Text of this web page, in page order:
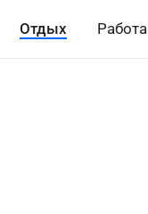
Отдых Работа